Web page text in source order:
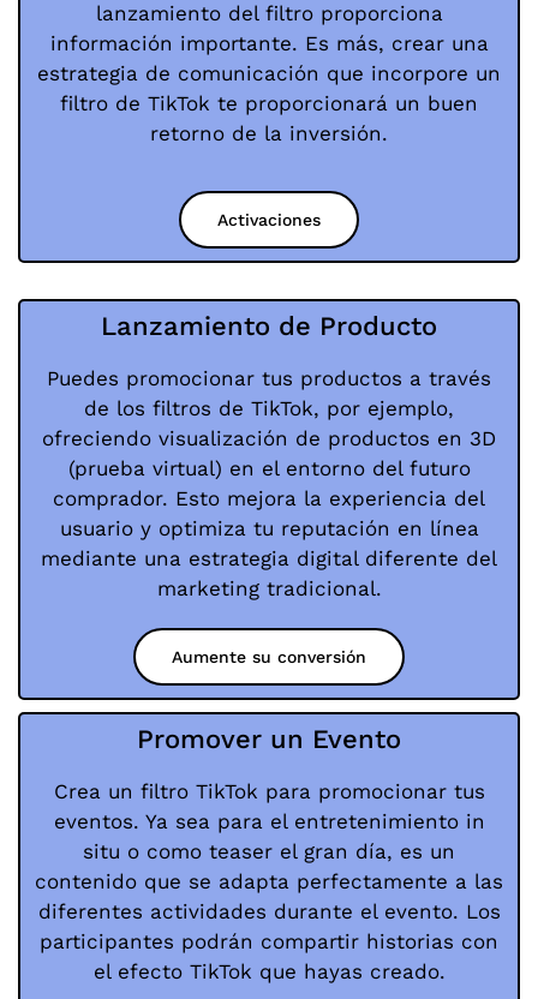
lanzamiento del filtro proporciona
información importante. Es más, crear una
estrategia de comunicación que incorpore un
filtro de TikTok te proporcionará un buen
retorno de la inversión.
Activaciones
Lanzamiento de Producto
Puedes promocionar tus productos a través
de los filtros de TikTok, por ejemplo,
ofreciendo visualización de productos en 3D
(prueba virtual) en el entorno del futuro
comprador. Esto mejora la experiencia del
usuario y optimiza tu reputación en línea
mediante una estrategia digital diferente del
marketing tradicional.
Aumente su conversión
Promover un Evento
Crea un filtro TikTok para promocionar tus
eventos. Ya sea para el entretenimiento in
situ o como teaser el gran día, es un
contenido que se adapta perfectamente a las
diferentes actividades durante el evento. Los
participantes podrán compartir historias con
el efecto TikTok que hayas creado.